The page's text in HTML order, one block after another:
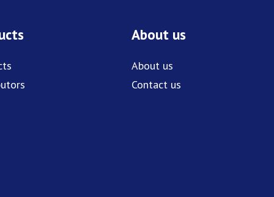
About us
About us
Contact us